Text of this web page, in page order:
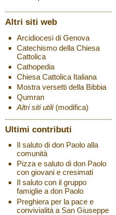
Altri siti web
Arcidiocesi di Genova
Catechismo della Chiesa
Cattolica
Cathopedia
Chiesa Cattolica Italiana
Mostra versetti della Bibbia
Qumran
Altri siti utili (modifica)
Ultimi contributi
Il saluto di don Paolo alla
comunità
Pizza e saluto di don Paolo
con giovani e cresimati
Il saluto con il gruppo
famiglie a don Paolo
Preghiera per la pace e
convivialità a San Giuseppe